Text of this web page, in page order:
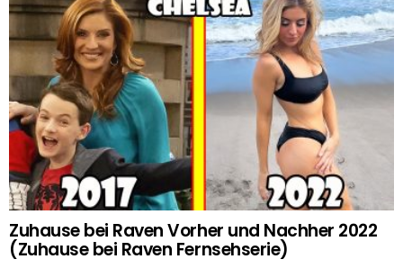
Zuhause bei Raven Vorher und Nachher 2022
(Zuhause bei Raven Fernsehserie)